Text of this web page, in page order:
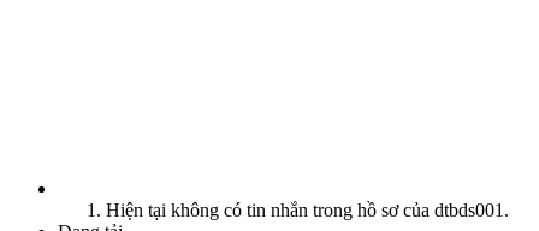
Hiện tại không có tin nhắn trong hồ sơ của dtbds001.